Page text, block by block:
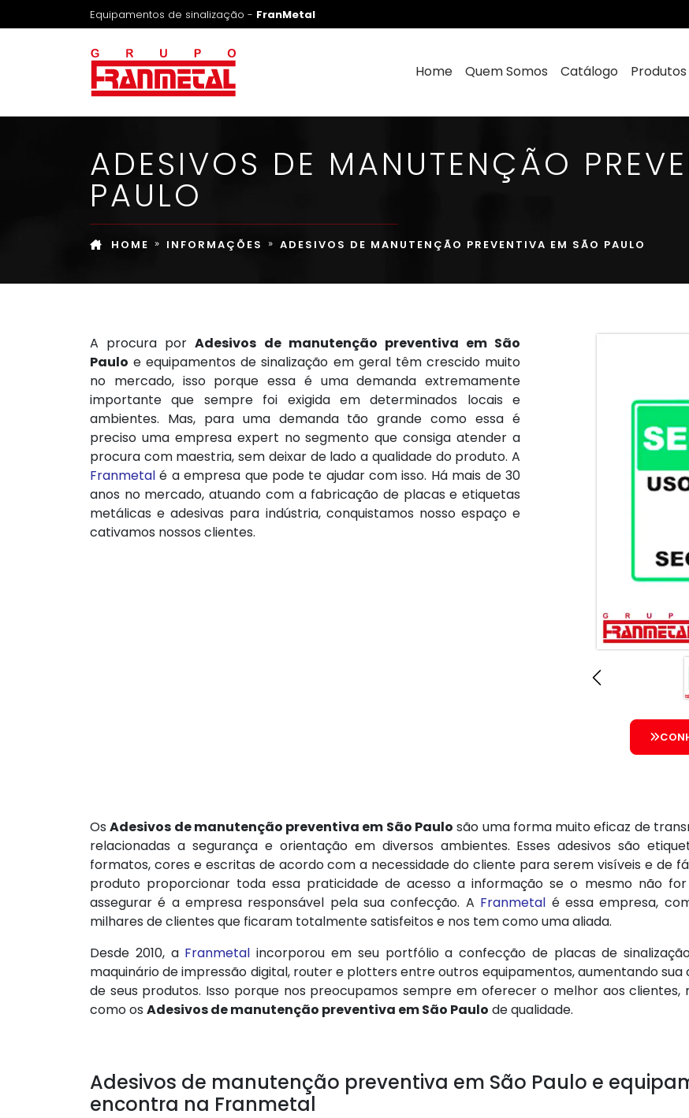
Equipamentos de sinalização - FranMetal
Home Quem Somos Catálogo
ADESIVOS DE MANUTENÇÃO
PAULO
HOME INFORMAÇÕES ADESIVOS DE MANUTENÇÃO PREVENTIVA EM SÃO PAULO
A procura porAdesivos de manutenção preventiva em São
Paulo e equipamentos de sinalização em geral têm crescido muito
no mercado, isso porque essa é uma demanda extremamente
importante que sempre foi exigida em determinados locais e
ambientes. Mas, para uma demanda tão grande como essa é
preciso uma empresa expert no segmento que consiga atender a
procura com maestria, sem deixar de lado a qualidade do produto. A
Franmetal é a empresa que pode te ajudar com isso. Há mais de 30
anos no mercado, atuando com a fabricação de placas e etiquetas
metálicas e adesivas para indústria, conquistamos nosso espaço e
cativamos nossos clientes.
OsAdesivos de manutenção preventiva em São Paulo são uma forma muito eficaz de
relacionadas a segurança e orientação em diversos ambientes. Esses adesivos são
formatos, cores e escritas de acordo com a necessidade do cliente para serem visíveis e de
produto proporcionar toda essa praticidade de acesso a informação se o mesmo não
assegurar é a empresa responsável pela sua confecção. A Franmetal é essa empresa,
milhares de clientes que ficaram totalmente satisfeitos e nos tem como uma aliada.
Desde 2010, a Franmetal incorporou em seu portfólio a confecção de placas de
maquinário de impressão digital, router e plotters entre outros equipamentos, aumentando
de seus produtos. Isso porque nos preocupamos sempre em oferecer o melhor aos
como os Adesivos de manutenção preventiva em São Paulo de qualidade.
Adesivos de manutenção preventiva em São Paulo e
encontra na Franmetal